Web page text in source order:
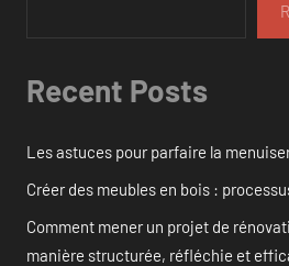
Recent Posts
Les astuces pour parfaire la
Créer des meubles en bois :
Comment mener un projet de
manière structurée, réfléchie et